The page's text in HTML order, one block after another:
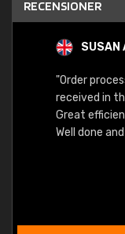
RECENSIONER
SUSAN
"Order
received in
Great
Well done